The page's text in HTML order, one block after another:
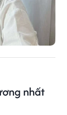
nhất